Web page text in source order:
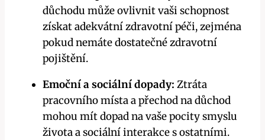
důchodu může ovlivnit vaši schopnost
získat adekvátní zdravotní péči, zejména
pokud nemáte dostatečné zdravotní
pojištění.
Emoční a sociální dopady: Ztráta
pracovního místa a přechod na důchod
mohou mít dopad na vaše pocity smyslu
života a sociální interakce s ostatními.